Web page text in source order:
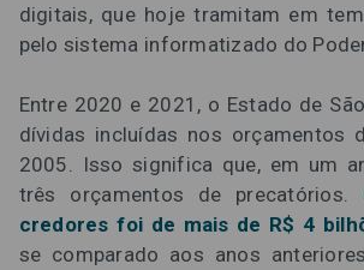
digitais, que hoje tramitam em
pelo sistema informatizado do
Entre 2020 e 2021, o Estado de
dívidas incluídas nos orçamentos
2005. Isso significa que, em um
três orçamentos de precatórios.
credores foi de mais de R$ 4
se comparado aos anos